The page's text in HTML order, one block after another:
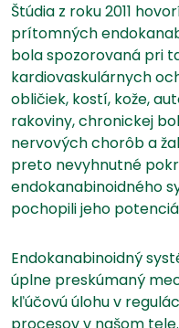
Štúdia z roku 2011
prítomných
bola spozorovaná pri
kardiovaskulárnych
obličiek, kostí, kože,
rakoviny, chronickej
nervových chorôb a
preto nevyhnutné
endokanabinoidného
pochopili jeho
Endokanabinoidný
úplne preskúmaný
kľúčovú úlohu v